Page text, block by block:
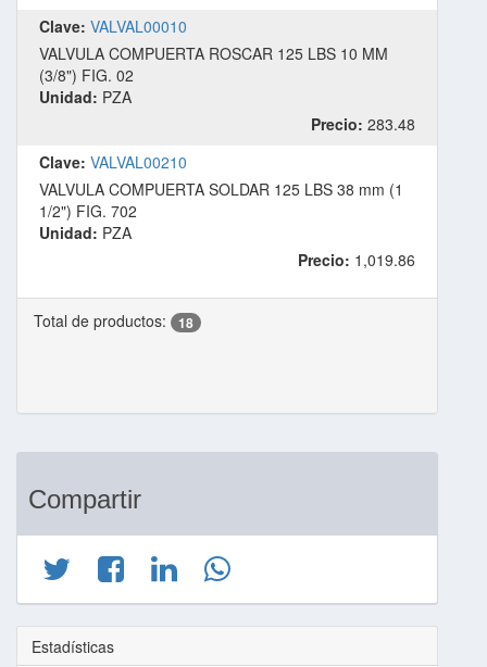
Clave: VALVAL00010
VALVULA COMPUERTA ROSCAR 125 LBS 10 MM
(3/8") FIG. 02
Unidad: PZA
Precio: 283.48
Clave: VALVAL00210
VALVULA COMPUERTA SOLDAR 125 LBS 38 mm (1
1/2") FIG. 702
Unidad: PZA
Precio: 1,019.86
Total de productos: 18
Compartir
Estadísticas